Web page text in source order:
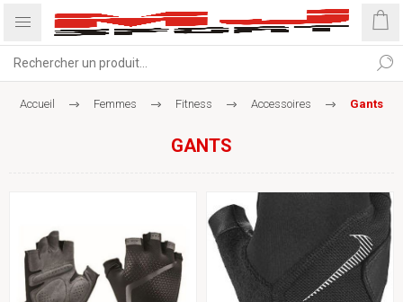
Accueil Femmes Fitness Accessoires Gants
GANTS